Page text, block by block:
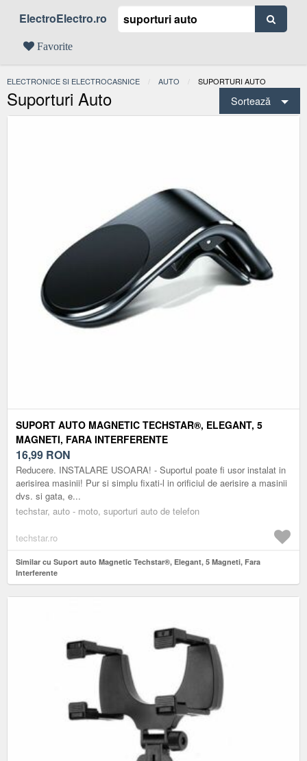
ElectroElectro.ro
Favorite
ELECTRONICE SI ELECTROCASNICE AUTO ACTUAL:
SUPORTURI AUTO
Suporturi Auto Sortează
SUPORT AUTO MAGNETIC TECHSTAR®, ELEGANT, 5
MAGNETI, FARA INTERFERENTE
16,99 RON
Reducere. INSTALARE USOARA! - Suportul poate fi usor instalat in
aerisirea masinii! Pur si simplu fixati-l in orificiul de aerisire a masinii
dvs. si gata, e...
techstar, auto - moto, suporturi auto de telefon
techstar.ro
Similar cu Suport auto Magnetic Techstar®, Elegant, 5 Magneti, Fara
Interferente